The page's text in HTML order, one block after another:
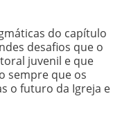
do capítulo
desafios que o
juvenil e que
sempre que os
o futuro da Igreja e